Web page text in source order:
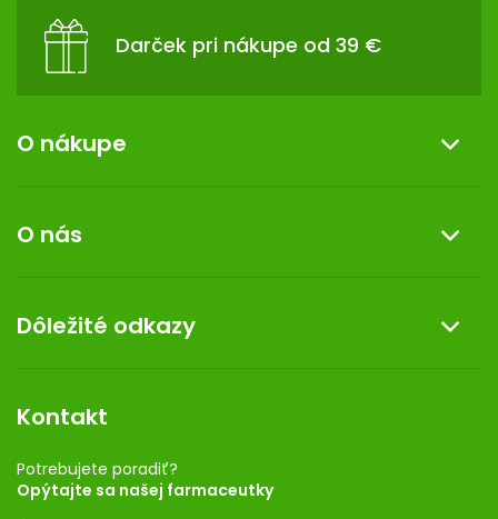
Darček pri nákupe od 39 €
O nákupe
Reklamácia a vrátenie tovaru
Doprava a platba
Darček k nákupu
O nás
Kontakt
Dermocentrum
Dôležité odkazy
Rozhodnutie na prevádzku
Registrácia
Ponuka pre firmy
Kontakt
Potrebujete poradiť?
Opýtajte sa našej farmaceutky